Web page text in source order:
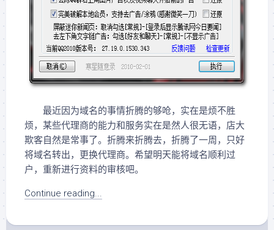
最近因为域名的事情折腾的够呛，实在是烦不胜
烦，某些代理商的能力和服务实在是然人很无语，店大
欺客自然是常事了。折腾来折腾去，折腾了一周，只好
将域名转出，更换代理商。希望明天能将域名顺利过
户，重新进行资料的审核吧。
Continue reading...